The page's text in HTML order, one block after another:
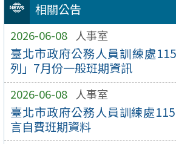
相關公告
2026-06-08 人事室
臺北市政府公務人員訓練處
列」7月份一般班期資訊
2026-06-08 人事室
臺北市政府公務人員訓練處
言自費班期資料